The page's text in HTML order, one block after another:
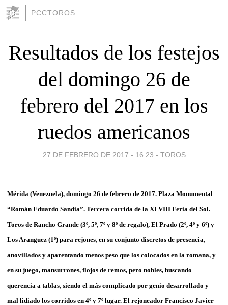
PCCTOROS
Resultados de los festejos
del domingo 26 de
febrero del 2017 en los
ruedos americanos
27 DE FEBRERO DE 2017 - 16:23 - TOROS
Mérida (Venezuela), domingo 26 de febrero de 2017. Plaza Monumental
“Román Eduardo Sandia”. Tercera corrida de la XLVIII Feria del Sol.
Toros de Rancho Grande (3º, 5º, 7º y 8º de regalo), El Prado (2º, 4º y 6º) y
Los Aranguez (1º) para rejones, en su conjunto discretos de presencia,
anovillados y aparentando menos peso que los colocados en la romana, y
en su juego, mansurrones, flojos de remos, pero nobles, buscando
querencia a tablas, siendo el más complicado por genio desarrollado y
mal lidiado los corridos en 4º y 7º lugar. El rejoneador Francisco Javier